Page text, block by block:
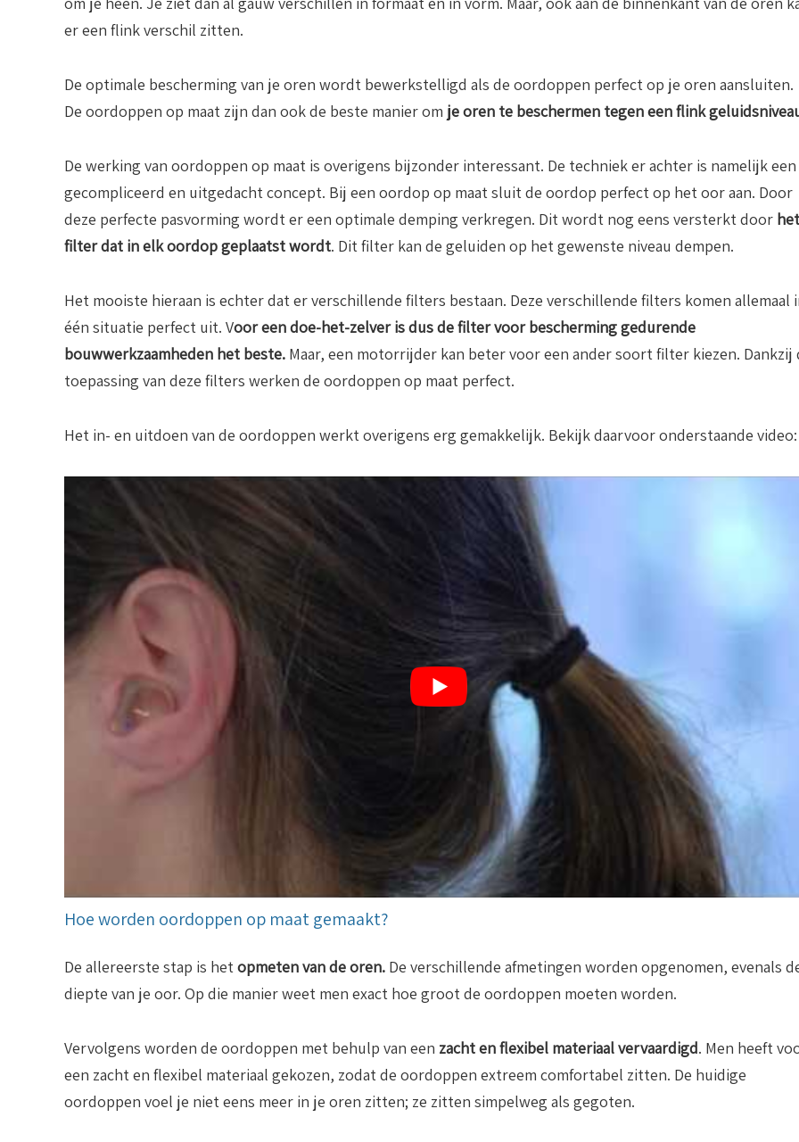
er een flink verschil zitten.
De optimale bescherming van je oren wordt bewerkstelligd als de oordoppen perfect op je oren aansluiten.
De oordoppen op maat zijn dan ook de beste manier om je oren te beschermen tegen een flink
De werking van oordoppen op maat is overigens bijzonder interessant. De techniek er achter is namelijk een
gecompliceerd en uitgedacht concept. Bij een oordop op maat sluit de oordop perfect op het oor aan. Door
deze perfecte pasvorming wordt er een optimale demping verkregen. Dit wordt nog eens versterkt door het
filter dat in elk oordop geplaatst wordt. Dit filter kan de geluiden op het gewenste niveau dempen.
Het mooiste hieraan is echter dat er verschillende filters bestaan. Deze verschillende filters komen allemaal
één situatie perfect uit. Voor een doe-het-zelver is dus de filter voor bescherming gedurende
bouwwerkzaamheden het beste. Maar, een motorrijder kan beter voor een ander soort filter kiezen. Dankzij
toepassing van deze filters werken de oordoppen op maat perfect.
Het in- en uitdoen van de oordoppen werkt overigens erg gemakkelijk. Bekijk daarvoor onderstaande video:
Hoe worden oordoppen op maat gemaakt?
De allereerste stap is hetopmeten van de oren. De verschillende afmetingen worden opgenomen, evenals
diepte van je oor. Op die manier weet men exact hoe groot de oordoppen moeten worden.
Vervolgens worden de oordoppen met behulp van een zacht en flexibel materiaal vervaardigd. Men heeft
een zacht en flexibel materiaal gekozen, zodat de oordoppen extreem comfortabel zitten. De huidige
oordoppen voel je niet eens meer in je oren zitten; ze zitten simpelweg als gegoten.